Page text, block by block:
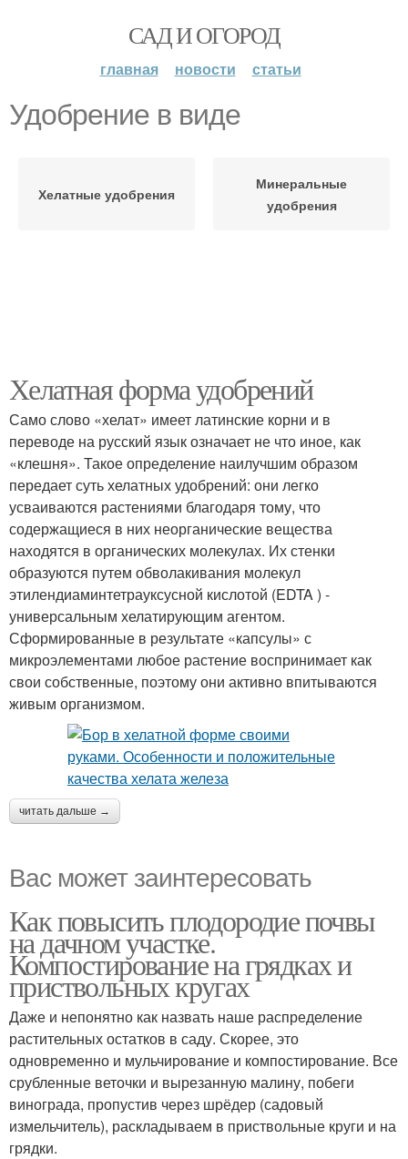
САД И ОГОРОД
главная новости статьи
Удобрение в виде
Хелатные удобрения
Минеральные
удобрения
Хелатная форма удобрений
Само слово «хелат» имеет латинские корни и в
переводе на русский язык означает не что иное, как
«клешня». Такое определение наилучшим образом
передает суть хелатных удобрений: они легко
усваиваются растениями благодаря тому, что
содержащиеся в них неорганические вещества
находятся в органических молекулах. Их стенки
образуются путем обволакивания молекул
этилендиаминтетрауксусной кислотой (EDTA ) -
универсальным хелатирующим агентом.
Сформированные в результате «капсулы» с
микроэлементами любое растение воспринимает как
свои собственные, поэтому они активно впитываются
живым организмом.
читать дальше →
Вас может заинтересовать
Как повысить плодородие почвы
на дачном участке.
Компостирование на грядках и
приствольных кругах
Даже и непонятно как назвать наше распределение
растительных остатков в саду. Скорее, это
одновременно и мульчирование и компостирование. Все
срубленные веточки и вырезанную малину, побеги
винограда, пропустив через шрёдер (садовый
измельчитель), раскладываем в приствольные круги и на
грядки.